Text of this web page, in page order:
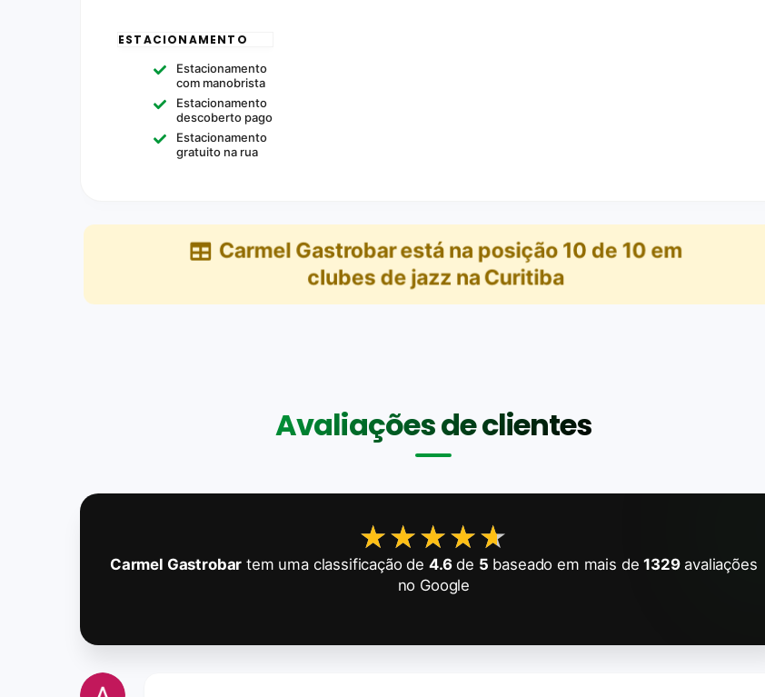
ESTACIONAMENTO
Estacionamento
com manobrista
Estacionamento
descoberto pago
Estacionamento
gratuito na rua
Carmel Gastrobarestá na posição 10 de 10 em
clubes de jazz na Curitiba
Avaliações de clientes
★★★★★
★★★★★
Carmel Gastrobar tem uma classificação de 4.6de 5 baseado em mais de1329avaliações
no Google